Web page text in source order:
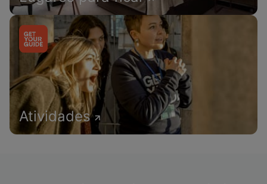
Atividades